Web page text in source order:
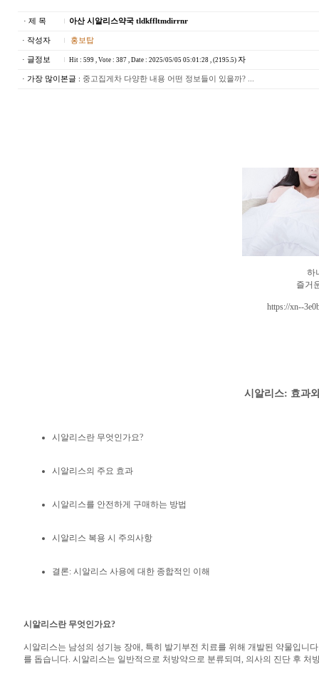
· 제 목 아산 시알리스약국 tldkffltmdirrnr
· 작성자 홍보탑
· 글정보 Hit : 599 , Vote : 387 , Date : 2025/05/05 05:01:28 , (2195.5) 자
· 가장 많이본글 : 중고집게차 다양한 내용 어떤 정보들이 있을까? ...
하
즐거
https://xn--
시알리스: 효과
시알리스란 무엇인가요?
시알리스의 주요 효과
시알리스를 안전하게 구매하는 방법
시알리스 복용 시 주의사항
결론: 시알리스 사용에 대한 종합적인 이해
시알리스란 무엇인가요?
시알리스는 남성의 성기능 장애, 특히 발기부전 치료를 위해 개발된 약물입니
를 돕습니다. 시알리스는 일반적으로 처방약으로 분류되며, 의사의 진단 후 처